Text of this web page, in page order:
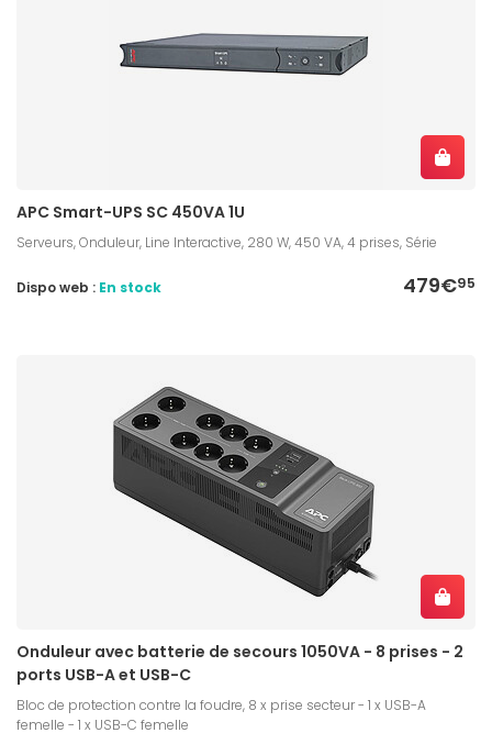
APC Smart-UPS SC 450VA 1U
Serveurs, Onduleur, Line Interactive, 280 W, 450 VA, 4 prises, Série
479€95
Dispo web : En stock
Onduleur avec batterie de secours 1050VA - 8 prises - 2
ports USB-A et USB-C
Bloc de protection contre la foudre, 8 x prise secteur - 1 x USB-A
femelle - 1 x USB-C femelle